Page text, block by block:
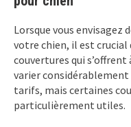
Lorsque vous envisagez
votre chien, il est crucial
couvertures qui
varier
tarifs, mais certaines
particulièrement utiles.